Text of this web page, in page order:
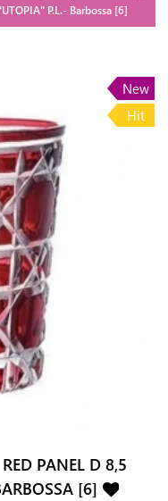
P.L.- Barbossa [6]
New
Hit
PANEL D 8,5
[6]